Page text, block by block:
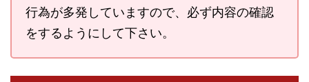
行為が多発していますので、必ず内容の確認
をするようにして下さい。